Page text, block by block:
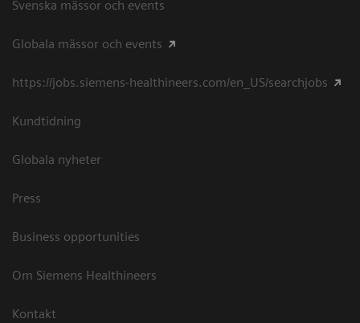
Svenska mässor och events
Globala mässor och events
https://jobs.siemens-healthineers.com/en_US/searchjobs
Kundtidning
Globala nyheter
Press
Business opportunities
Om Siemens Healthineers
Kontakt